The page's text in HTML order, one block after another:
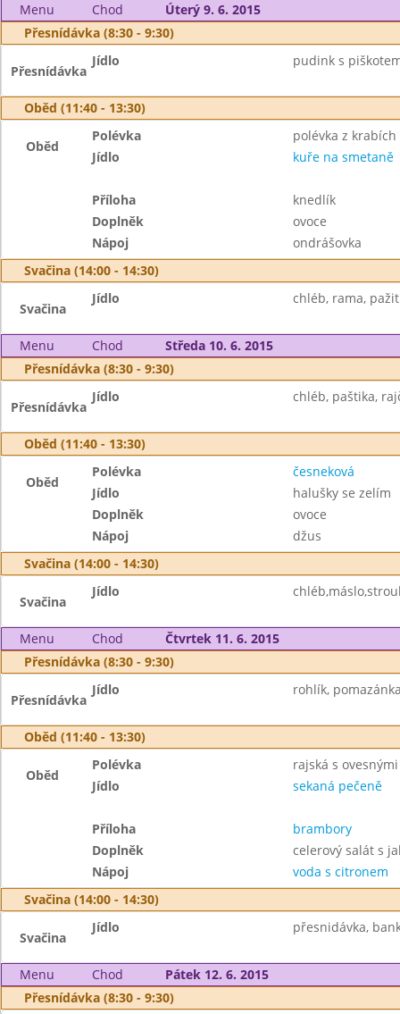
Menu Chod
Úterý 9. 6. 2015
Přesnídávka (8:30 - 9:30)
Přesnídávka
Jídlo pudink s
Oběd (11:40 - 13:30)
Oběd
Polévka
polévka z
Jídlo
kuře na smetaně
Příloha
knedlík
Doplněk
ovoce
Nápoj
ondrášovka
Svačina (14:00 - 14:30)
Svačina
Jídlo chléb, rama,
Menu Chod
Středa 10. 6. 2015
Přesnídávka (8:30 - 9:30)
Přesnídávka
Jídlo chléb, paštika,
Oběd (11:40 - 13:30)
Oběd
Polévka
česneková
Jídlo
halušky se zelím
Doplněk
ovoce
Nápoj
džus
Svačina (14:00 - 14:30)
Svačina
Jídlo
Menu Chod
Čtvrtek 11. 6. 2015
Přesnídávka (8:30 - 9:30)
Přesnídávka
Jídlo rohlík,
Oběd (11:40 - 13:30)
Oběd
Polévka
rajská s
Jídlo
sekaná pečeně
Příloha
brambory
Doplněk
celerový salát s
Nápoj
voda s citronem
Svačina (14:00 - 14:30)
Svačina
Jídlo přesnidávka,
Menu Chod
Pátek 12. 6. 2015
Přesnídávka (8:30 - 9:30)